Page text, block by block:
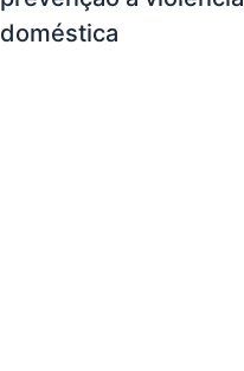
doméstica